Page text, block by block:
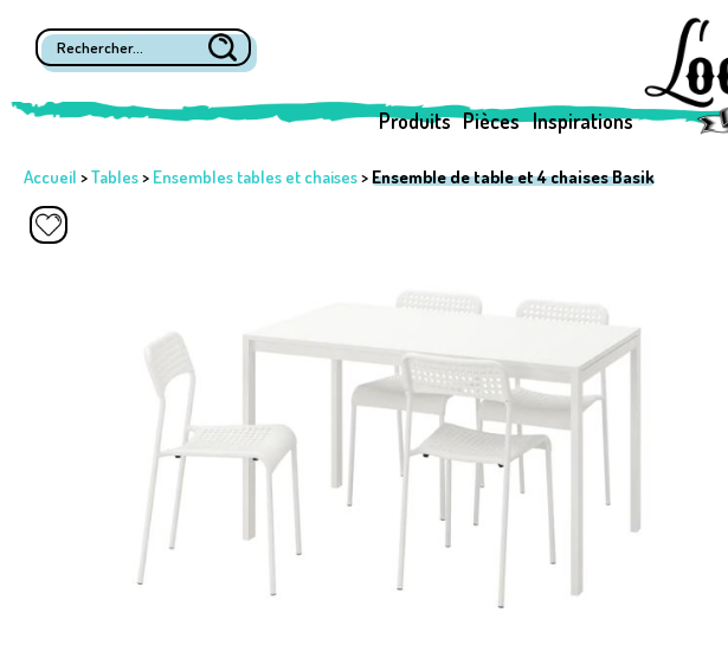
Produits Pièces Inspirations
Accueil >Tables> Ensembles tables et chaises>Ensemble de table et 4 chaises Basik